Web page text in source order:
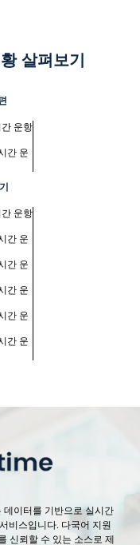
살펴보기
운항
간 운
운항
간 운
간 운
간 운
간 운
간 운
이터를 기반으로 실시간
비스입니다. 다국어 지원
신뢰할 수 있는 소스로 제